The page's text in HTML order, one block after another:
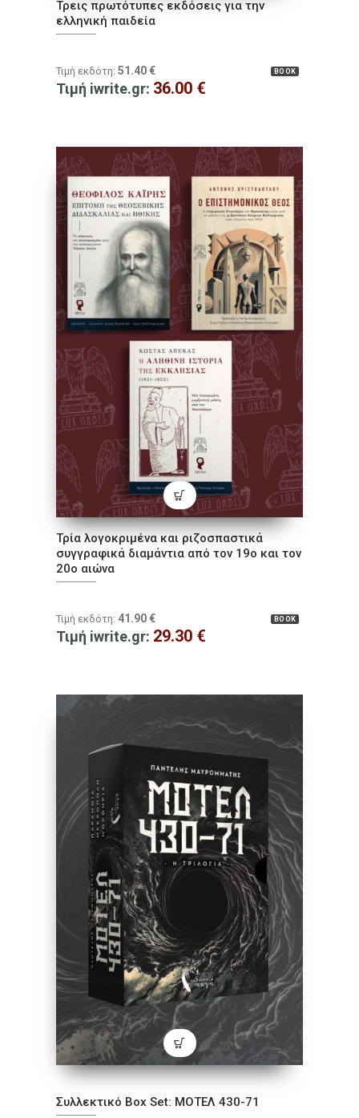
Τρεις πρωτότυπες εκδόσεις για την
ελληνική παιδεία
BOOK
Τιμή εκδότη: 51.40 €
Τιμή iwrite.gr: 36.00 €
Τρία λογοκριμένα και ριζοσπαστικά
συγγραφικά διαμάντια από τον 19ο και τον
20ο αιώνα
BOOK
Τιμή εκδότη: 41.90 €
Τιμή iwrite.gr: 29.30 €
Συλλεκτικό Box Set: ΜΟΤΕΛ 430-71